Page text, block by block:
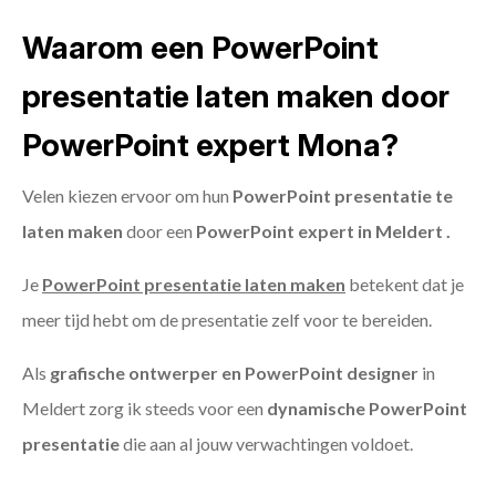
Waarom een PowerPoint
presentatie laten maken door
PowerPoint expert Mona?
Velen kiezen ervoor om hun PowerPoint presentatie te
laten maken door een PowerPoint expert in Meldert .
Je PowerPoint presentatie laten maken betekent dat je
meer tijd hebt om de presentatie zelf voor te bereiden.
Als grafische ontwerper en PowerPoint designer in
Meldert zorg ik steeds voor een dynamische PowerPoint
presentatiedie aan al jouw verwachtingen voldoet.